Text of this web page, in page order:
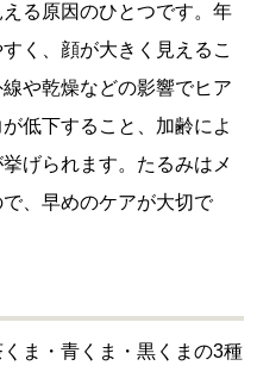
る原因のひとつです。年
く、顔が大きく見えるこ
や乾燥などの影響でヒア
低下すること、加齢によ
げられます。たるみはメ
、早めのケアが大切で
ま・青くま・黒くまの3種